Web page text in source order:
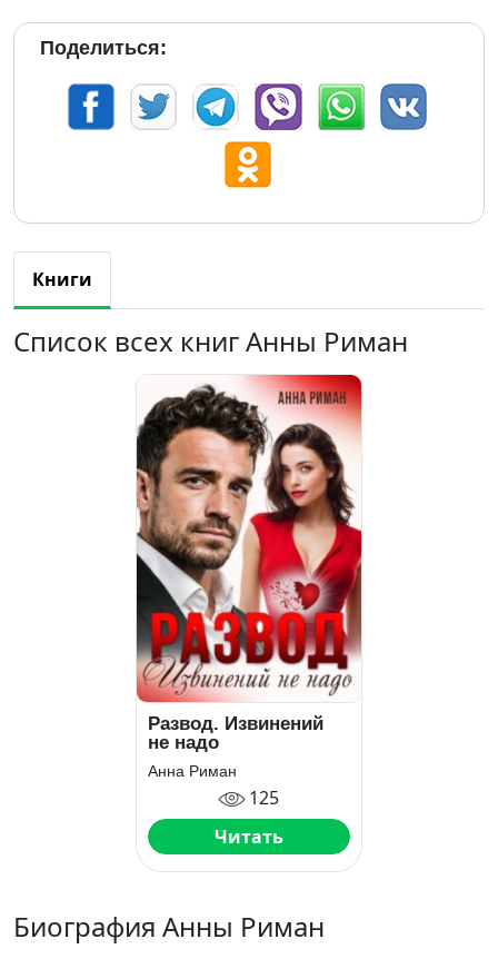
Поделиться:
Книги
Список всех книг Анны Риман
Развод. Извинений
не надо
Анна Риман
125
Читать
Биография Анны Риман